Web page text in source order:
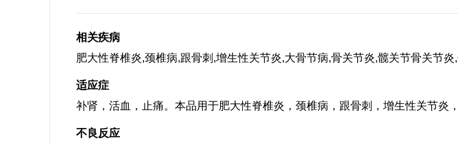
相关疾病
肥大性脊椎炎,颈椎病,跟骨刺,增生性关节炎,大骨节病,骨关节炎,髋关节骨关节炎
适应症
补肾，活血，止痛。本品用于肥大性脊椎炎，颈椎病，跟骨刺，增生性关节炎，
不良反应